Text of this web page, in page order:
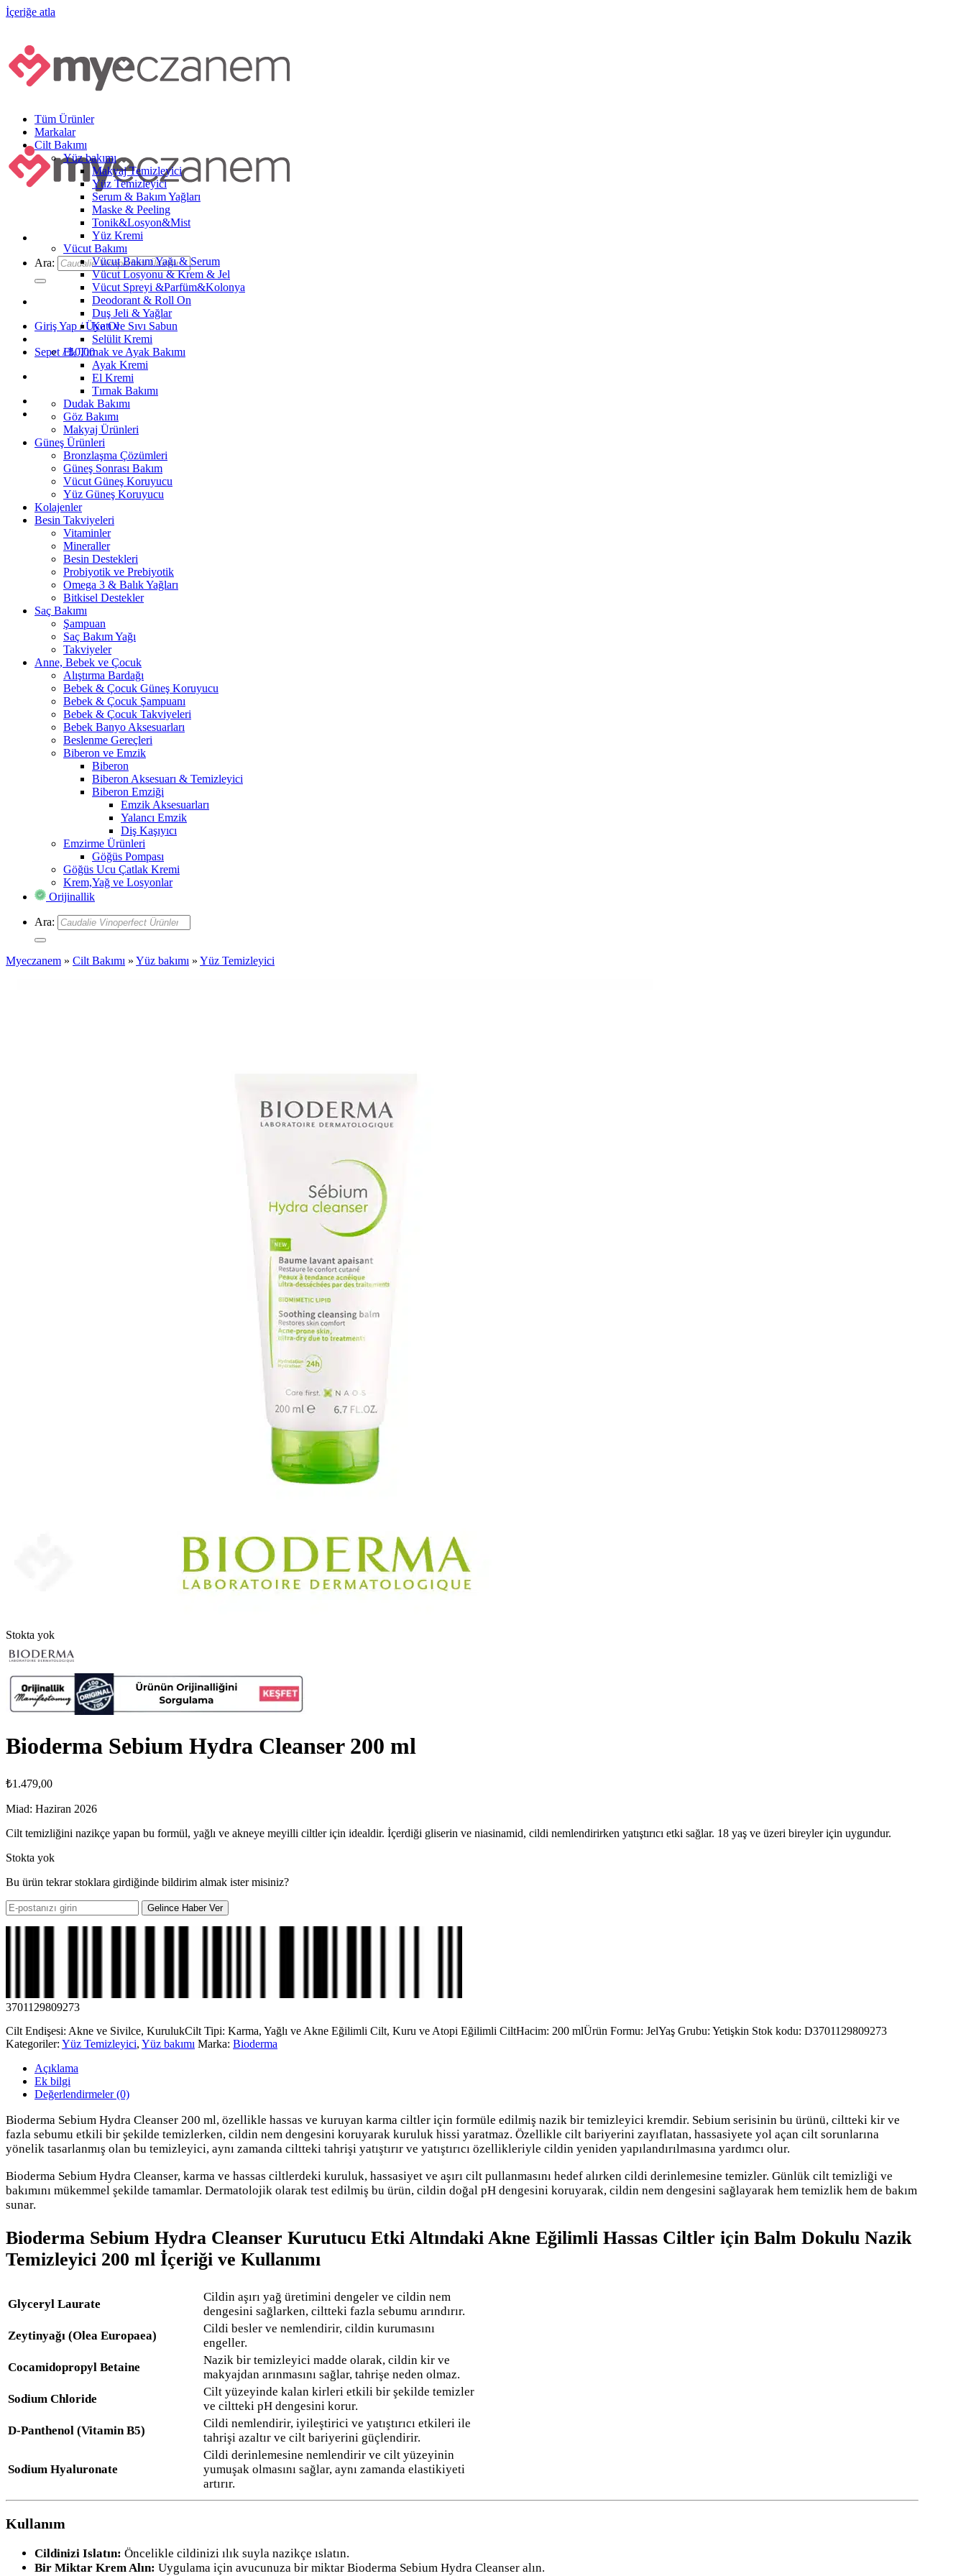
İçeriğe atla
Ara:
Giriş Yap / Üye Ol
Sepet /₺0,00
Tüm Ürünler
Markalar
Cilt Bakımı
Yüz bakımı
Makyaj Temizleyici
Yüz Temizleyici
Serum & Bakım Yağları
Maske & Peeling
Tonik&Losyon&Mist
Yüz Kremi
Vücut Bakımı
Vücut Bakım Yağı & Serum
Vücut Losyonu & Krem & Jel
Vücut Spreyi &Parfüm&Kolonya
Deodorant & Roll On
Duş Jeli & Yağlar
Katı ve Sıvı Sabun
Selülit Kremi
El, Tırnak ve Ayak Bakımı
Ayak Kremi
El Kremi
Tırnak Bakımı
Dudak Bakımı
Göz Bakımı
Makyaj Ürünleri
Güneş Ürünleri
Bronzlaşma Çözümleri
Güneş Sonrası Bakım
Vücut Güneş Koruyucu
Yüz Güneş Koruyucu
Kolajenler
Besin Takviyeleri
Vitaminler
Mineraller
Besin Destekleri
Probiyotik ve Prebiyotik
Omega 3 & Balık Yağları
Bitkisel Destekler
Saç Bakımı
Şampuan
Saç Bakım Yağı
Takviyeler
Anne, Bebek ve Çocuk
Alıştırma Bardağı
Bebek & Çocuk Güneş Koruyucu
Bebek & Çocuk Şampuanı
Bebek & Çocuk Takviyeleri
Bebek Banyo Aksesuarları
Beslenme Gereçleri
Biberon ve Emzik
Biberon
Biberon Aksesuarı & Temizleyici
Biberon Emziği
Emzik Aksesuarları
Yalancı Emzik
Diş Kaşıyıcı
Emzirme Ürünleri
Göğüs Pompası
Göğüs Ucu Çatlak Kremi
Krem,Yağ ve Losyonlar
Orijinallik
Ara:
Myeczanem » Cilt Bakımı » Yüz bakımı » Yüz Temizleyici
Stokta yok
Bioderma Sebium Hydra Cleanser 200 ml
₺1.479,00
Miad: Haziran 2026
Cilt temizliğini nazikçe yapan bu formül, yağlı ve akneye meyilli ciltler için idealdir. İçerdiği gliserin ve niasinamid, cildi nemlendirirken yatıştırıcı etki sağlar. 18 yaş ve üzeri bireyler için uygundur.
Stokta yok
Bu ürün tekrar stoklara girdiğinde bildirim almak ister misiniz?
Gelince Haber Ver
3701129809273
Cilt Endişesi: Akne ve Sivilce, KurulukCilt Tipi: Karma, Yağlı ve Akne Eğilimli Cilt, Kuru ve Atopi Eğilimli CiltHacim: 200 mlÜrün Formu: JelYaş Grubu: Yetişkin Stok kodu: D3701129809273
Kategoriler: Yüz Temizleyici, Yüz bakımı Marka: Bioderma
Açıklama
Ek bilgi
Değerlendirmeler (0)
Bioderma Sebium Hydra Cleanser 200 ml, özellikle hassas ve kuruyan karma ciltler için formüle edilmiş nazik bir temizleyici kremdir. Sebium serisinin bu ürünü, ciltteki kir ve
fazla sebumu etkili bir şekilde temizlerken, cildin nem dengesini koruyarak kuruluk hissi yaratmaz. Özellikle cilt bariyerini zayıflatan, hassasiyete yol açan cilt sorunlarına
yönelik tasarlanmış olan bu temizleyici, aynı zamanda ciltteki tahrişi yatıştırır ve yatıştırıcı özellikleriyle cildin yeniden yapılandırılmasına yardımcı olur.
Bioderma Sebium Hydra Cleanser, karma ve hassas ciltlerdeki kuruluk, hassasiyet ve aşırı cilt pullanmasını hedef alırken cildi derinlemesine temizler. Günlük cilt temizliği ve
bakımını mükemmel şekilde tamamlar. Dermatolojik olarak test edilmiş bu ürün, cildin doğal pH dengesini koruyarak, cildin nem dengesini sağlayarak hem temizlik hem de bakım
sunar.
Bioderma Sebium Hydra Cleanser Kurutucu Etki Altındaki Akne Eğilimli Hassas Ciltler için Balm Dokulu Nazik
Temizleyici 200 ml İçeriği ve Kullanımı
Glyceryl Laurate
Cildin aşırı yağ üretimini dengeler ve cildin nem
dengesini sağlarken, ciltteki fazla sebumu arındırır.
Zeytinyağı (Olea Europaea)
Cildi besler ve nemlendirir, cildin kurumasını
engeller.
Cocamidopropyl Betaine
Nazik bir temizleyici madde olarak, cildin kir ve
makyajdan arınmasını sağlar, tahrişe neden olmaz.
Sodium Chloride
Cilt yüzeyinde kalan kirleri etkili bir şekilde temizler
ve ciltteki pH dengesini korur.
D-Panthenol (Vitamin B5)
Cildi nemlendirir, iyileştirici ve yatıştırıcı etkileri ile
tahrişi azaltır ve cilt bariyerini güçlendirir.
Sodium Hyaluronate
Cildi derinlemesine nemlendirir ve cilt yüzeyinin
yumuşak olmasını sağlar, aynı zamanda elastikiyeti
artırır.
Kullanım
Cildinizi Islatın: Öncelikle cildinizi ılık suyla nazikçe ıslatın.
Bir Miktar Krem Alın: Uygulama için avucunuza bir miktar Bioderma Sebium Hydra Cleanser alın.